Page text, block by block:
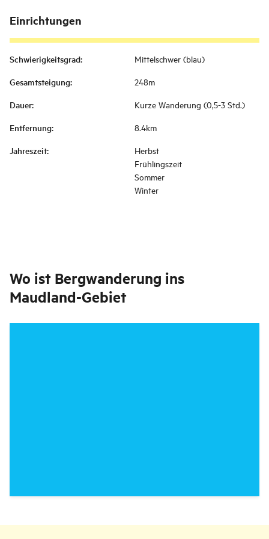
Einrichtungen
Schwierigkeitsgrad: Mittelschwer (blau)
Gesamtsteigung: 248m
Dauer: Kurze Wanderung (0,5-3 Std.)
Entfernung: 8.4km
Jahreszeit:
Herbst
Frühlingszeit
Sommer
Winter
Wo ist Bergwanderung ins
Maudland-Gebiet